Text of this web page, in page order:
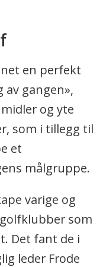
en perfekt
av gangen»,
og yte
som i tillegg til
et
målgruppe.
varige og
som
Det fant de i
leder Frode